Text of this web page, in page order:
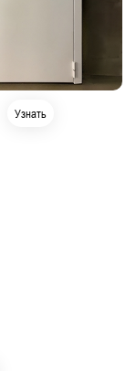
Узнать